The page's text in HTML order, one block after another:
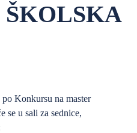
Konkursu na master
se u sali za sednice,